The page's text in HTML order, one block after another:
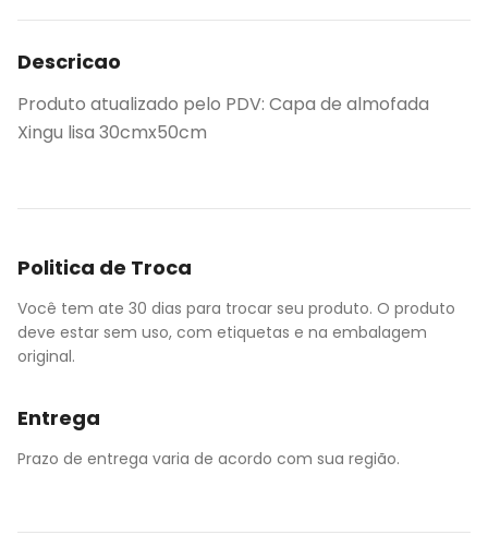
Descricao
Produto atualizado pelo PDV: Capa de almofada
Xingu lisa 30cmx50cm
Politica de Troca
Você tem ate 30 dias para trocar seu produto. O produto
deve estar sem uso, com etiquetas e na embalagem
original.
Entrega
Prazo de entrega varia de acordo com sua região.